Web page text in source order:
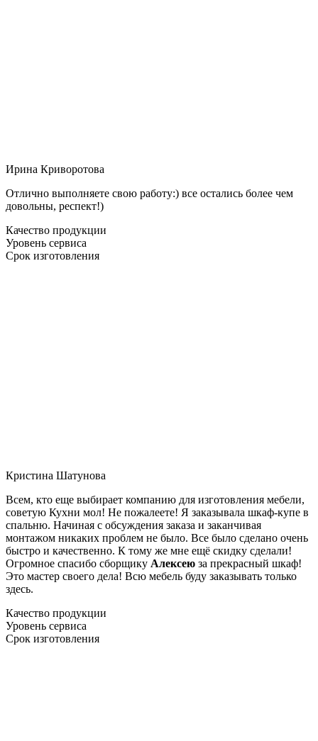
Ирина Криворотова
Отлично выполняете свою работу:) все остались более чем
довольны, респект!)
Качество продукции
Уровень сервиса
Срок изготовления
Кристина Шатунова
Всем, кто еще выбирает компанию для изготовления мебели,
советую Кухни мол! Не пожалеете! Я заказывала шкаф-купе в
спальню. Начиная с обсуждения заказа и заканчивая
монтажом никаких проблем не было. Все было сделано очень
быстро и качественно. К тому же мне ещё скидку сделали!
Огромное спасибо сборщику Алексею за прекрасный шкаф!
Это мастер своего дела! Всю мебель буду заказывать только
здесь.
Качество продукции
Уровень сервиса
Срок изготовления